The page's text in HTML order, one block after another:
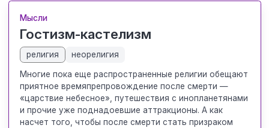
Мысли
Гостизм-кастелизм
религия неорелигия
Многие пока еще распространенные религии обещают
приятное времяпрепровождение после смерти —
«царствие небесное», путешествия с инопланетянами
и прочие уже поднадоевшие аттракционы. А как
насчет того, чтобы после смерти стать призраком